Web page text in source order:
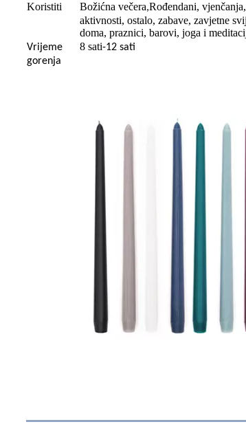
Koristiti
Božićna večera,Rođendani,
aktivnosti, ostalo, zabave, zavjetne
doma, praznici, barovi, joga i
Vrijeme
gorenja
8 sati-12 sati